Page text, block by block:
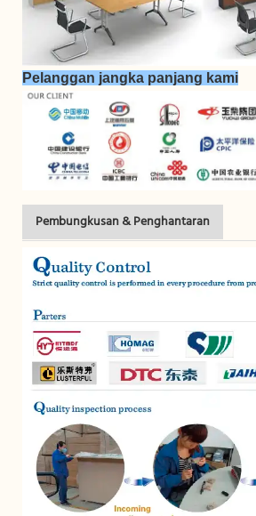
Pelanggan jangka panjang kami
Pembungkusan & Penghantaran